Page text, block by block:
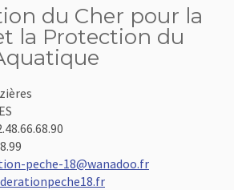
du Cher pour la
la Protection du
peche-18@wanadoo.fr